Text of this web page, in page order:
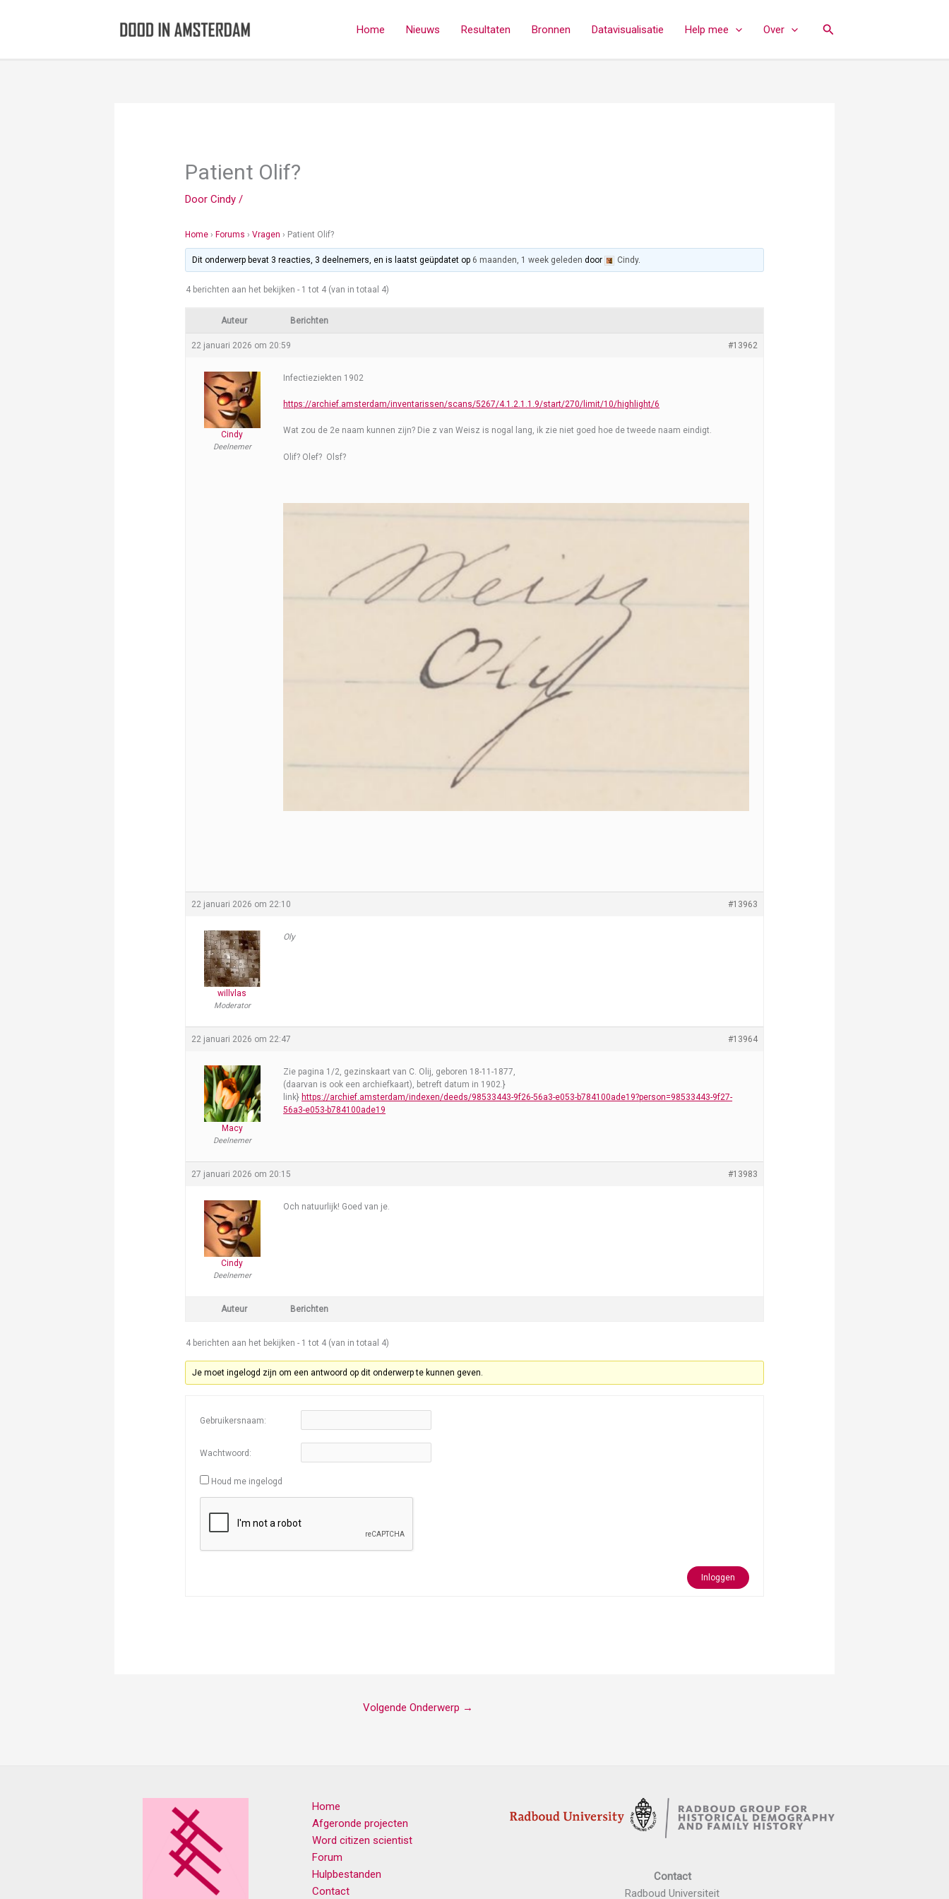
Home Nieuws Resultaten Bronnen Datavisualisatie Help mee Over Zoeken
Patient Olif?
DoorCindy/
Home › Forums › Vragen › Patient Olif?
Dit onderwerp bevat 3 reacties, 3 deelnemers, en is laatst geüpdatet op 6 maanden, 1 week geleden door Cindy.
4 berichten aan het bekijken - 1 tot 4 (van in totaal 4)
Auteur Berichten
22 januari 2026 om 20:59 #13962
Cindy
Deelnemer
Infectieziekten 1902
https://archief.amsterdam/inventarissen/scans/5267/4.1.2.1.1.9/start/270/limit/10/highlight/6
Wat zou de 2e naam kunnen zijn? Die z van Weisz is nogal lang, ik zie niet goed hoe de tweede naam eindigt.
Olif? Olef? Olsf?
22 januari 2026 om 22:10 #13963
willvlas
Moderator
Oly
22 januari 2026 om 22:47 #13964
Macy
Deelnemer
Zie pagina 1/2, gezinskaart van C. Olij, geboren 18-11-1877,
(daarvan is ook een archiefkaart), betreft datum in 1902.}
link} https://archief.amsterdam/indexen/deeds/98533443-9f26-56a3-e053-b784100ade19?person=98533443-9f27-
56a3-e053-b784100ade19
27 januari 2026 om 20:15 #13983
Cindy
Deelnemer
Och natuurlijk! Goed van je.
Auteur Berichten
4 berichten aan het bekijken - 1 tot 4 (van in totaal 4)
Je moet ingelogd zijn om een antwoord op dit onderwerp te kunnen geven.
Gebruikersnaam:
Wachtwoord:
Houd me ingelogd
Inloggen
Volgende Onderwerp →
Home
Afgeronde projecten
Word citizen scientist
Forum
Hulpbestanden
Contact
Contact
Radboud Universiteit